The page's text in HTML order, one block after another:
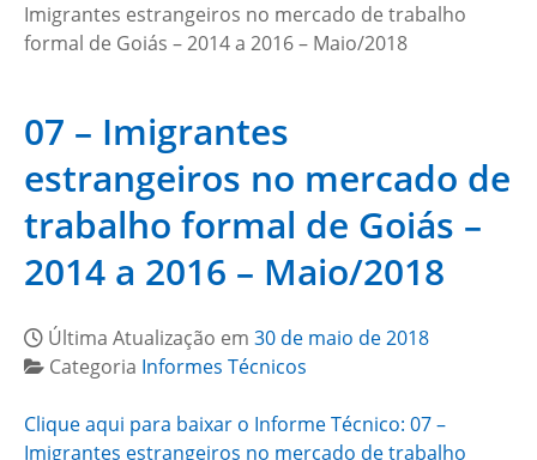
Imigrantes estrangeiros no mercado de trabalho
formal de Goiás – 2014 a 2016 – Maio/2018
07 – Imigrantes
estrangeiros no mercado de
trabalho formal de Goiás –
2014 a 2016 – Maio/2018
Última Atualização em 30 de maio de 2018
Categoria Informes Técnicos
Clique aqui para baixar o Informe Técnico: 07 –
Imigrantes estrangeiros no mercado de trabalho